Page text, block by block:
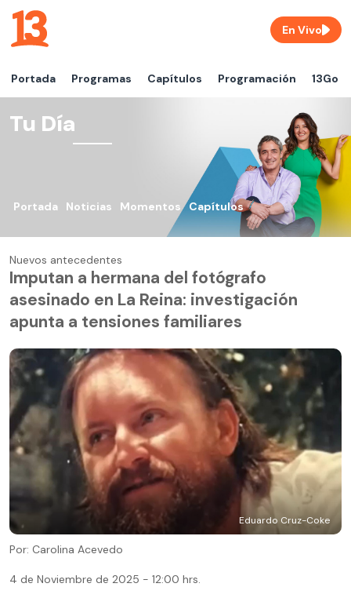
Portada Programas Capítulos Programación 13Go
En Vivo
Tu Día
Portada Noticias Momentos Capítulos
Nuevos antecedentes
Imputan a hermana del fotógrafo
asesinado en La Reina: investigación
apunta a tensiones familiares
Eduardo Cruz-Coke
Por: Carolina Acevedo
4 de Noviembre de 2025 - 12:00 hrs.